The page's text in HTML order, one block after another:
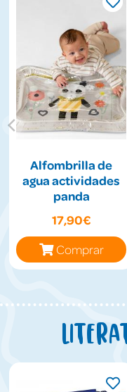
Alfombrilla de
agua actividades
panda
17,90€
Comprar